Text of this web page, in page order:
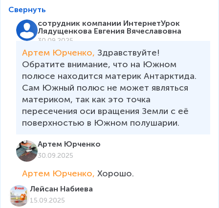
Свернуть
сотрудник компании ИнтернетУрок
Лядущенкова Евгения Вячеславовна
30.09.2025
Артем Юрченко, Здравствуйте!
Обратите внимание, что на Южном
полюсе находится материк Антарктида.
Сам Южный полюс не может являться
материком, так как это точка
пересечения оси вращения Земли с её
поверхностью в Южном полушарии.
Артем Юрченко
30.09.2025
Артем Юрченко, Хорошо.
Лейсан Набиева
15.09.2025